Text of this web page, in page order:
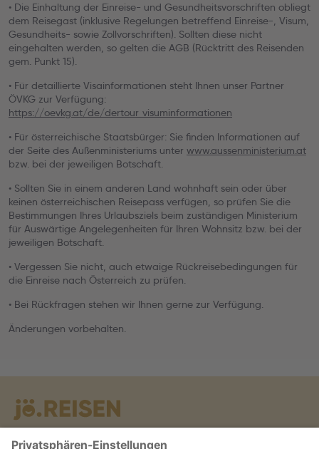
• Die Einhaltung der Einreise- und Gesundheitsvorschriften obliegt
dem Reisegast (inklusive Regelungen betreffend Einreise-, Visum,
Gesundheits- sowie Zollvorschriften). Sollten diese nicht
eingehalten werden, so gelten die AGB (Rücktritt des Reisenden
gem. Punkt 15).
• Für detaillierte Visainformationen steht Ihnen unser Partner
ÖVKG zur Verfügung:
https://oevkg.at/de/dertour_visuminformationen
• Für österreichische Staatsbürger: Sie finden Informationen auf
der Seite des Außenministeriums unter www.aussenministerium.at
bzw. bei der jeweiligen Botschaft.
• Sollten Sie in einem anderen Land wohnhaft sein oder über
keinen österreichischen Reisepass verfügen, so prüfen Sie die
Bestimmungen Ihres Urlaubsziels beim zuständigen Ministerium
für Auswärtige Angelegenheiten für Ihren Wohnsitz bzw. bei der
jeweiligen Botschaft.
• Vergessen Sie nicht, auch etwaige Rückreisebedingungen für
die Einreise nach Österreich zu prüfen.
• Bei Rückfragen stehen wir Ihnen gerne zur Verfügung.
Änderungen vorbehalten.